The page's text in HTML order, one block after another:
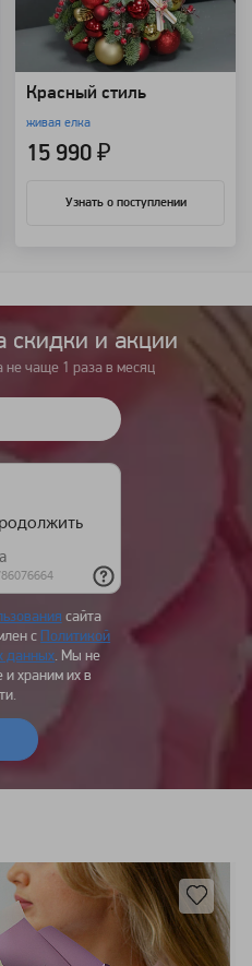
Красный стиль
живая елка
15 990 ₽
Узнать о поступлении
cкидки и акции
чаще 1 раза в месяц
сайта
с Политикой
данных. Мы не
храним их в